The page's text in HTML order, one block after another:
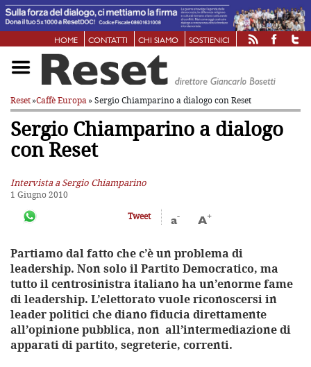
HOME CONTATTI CHI SIAMO SOSTIENICI
Reset»Caffè Europa» Sergio Chiamparino a dialogo con Reset
Sergio Chiamparino a dialogo
con Reset
Intervista a Sergio Chiamparino
1 Giugno 2010
Tweet
a- A+
Partiamo dal fatto che c’è un problema di
leadership. Non solo il Partito Democratico, ma
tutto il centrosinistra italiano ha un’enorme fame
di leadership. L’elettorato vuole riconoscersi in
leader politici che diano fiducia direttamente
all’opinione pubblica, non all’intermediazione di
apparati di partito, segreterie, correnti.